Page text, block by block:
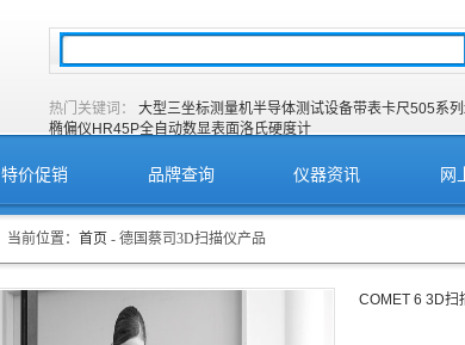
热门关键词： 大型三坐标测量机半导体测试设备带表卡尺505系列
椭偏仪 HR45P全自动数显表面洛氏硬度计
特价促销 品牌查询 仪器资讯 网
当前位置： 首页 - 德国蔡司3D扫描仪产品
COMET 6 3D扫